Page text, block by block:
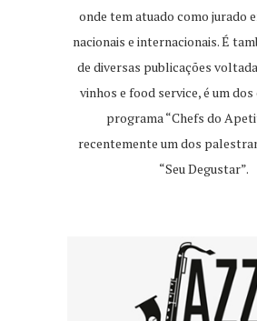
onde tem atuado como jurado
nacionais e internacionais. É
de diversas publicações
vinhos e food service, é um
programa “Chefs do
recentemente um dos
“Seu Degustar”.